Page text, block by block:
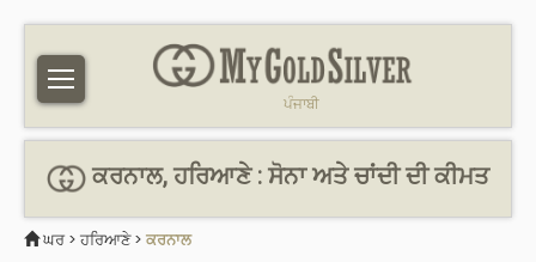
ਪੰਜਾਬੀ
ਕਰਨਾਲ, ਹਰਿਆਣੇ : ਸੋਨਾ ਅਤੇ ਚਾਂਦੀ ਦੀ ਕੀਮਤ
ਘਰ > ਹਰਿਆਣੇ> ਕਰਨਾਲ